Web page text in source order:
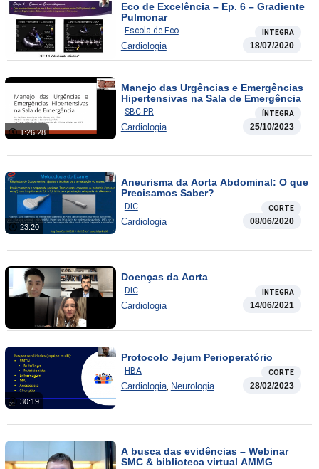
Eco de Excelência – Ep. 6 – Gradiente
Pulmonar
Escola de Eco ÍNTEGRA
Cardiologia 18/07/2020
1:26:28
Manejo das Urgências e Emergências
Hipertensivas na Sala de Emergência
SBC PR ÍNTEGRA
Cardiologia 25/10/2023
23:20
Aneurisma da Aorta Abdominal: O que
Precisamos Saber?
DIC CORTE
Cardiologia 08/06/2020
Doenças da Aorta
DIC ÍNTEGRA
Cardiologia 14/06/2021
30:19
Protocolo Jejum Perioperatório
HBA CORTE
Cardiologia, Neurologia 28/02/2023
A busca das evidências – Webinar
SMC & biblioteca virtual AMMG